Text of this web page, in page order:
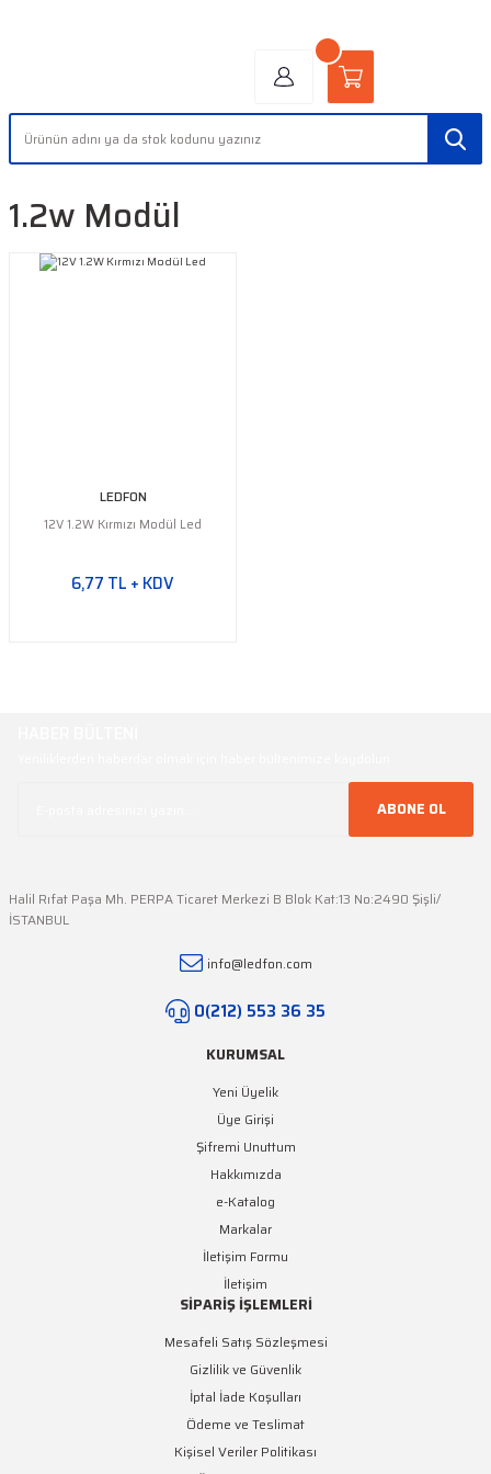
1.2w Modül
LEDFON
12V 1.2W Kırmızı Modül Led
6,77 TL + KDV
ABONE OL
Halil Rıfat Paşa Mh. PERPA Ticaret Merkezi B Blok Kat:13 No:2490 Şişli/
İSTANBUL
info@ledfon.com
0(212) 553 36 35
KURUMSAL
Yeni Üyelik
Üye Girişi
Şifremi Unuttum
Hakkımızda
e-Katalog
Markalar
İletişim Formu
İletişim
SİPARİŞ İŞLEMLERİ
Mesafeli Satış Sözleşmesi
Gizlilik ve Güvenlik
İptal İade Koşulları
Ödeme ve Teslimat
Kişisel Veriler Politikası